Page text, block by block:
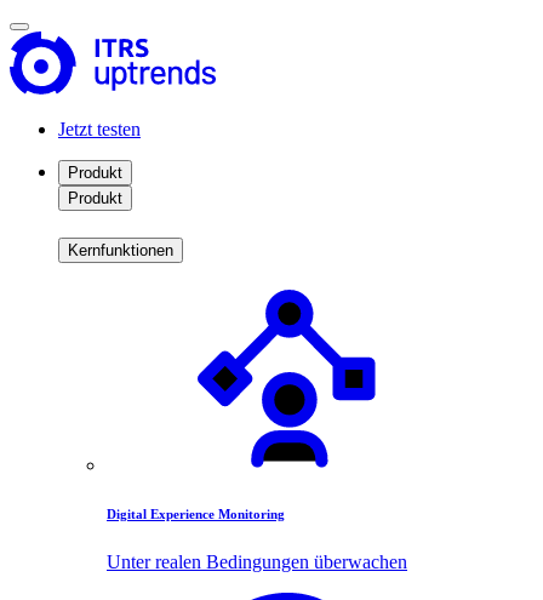
Jetzt testen
Produkt
Produkt
Kernfunktionen
Digital Experience Monitoring
Unter realen Bedingungen überwachen